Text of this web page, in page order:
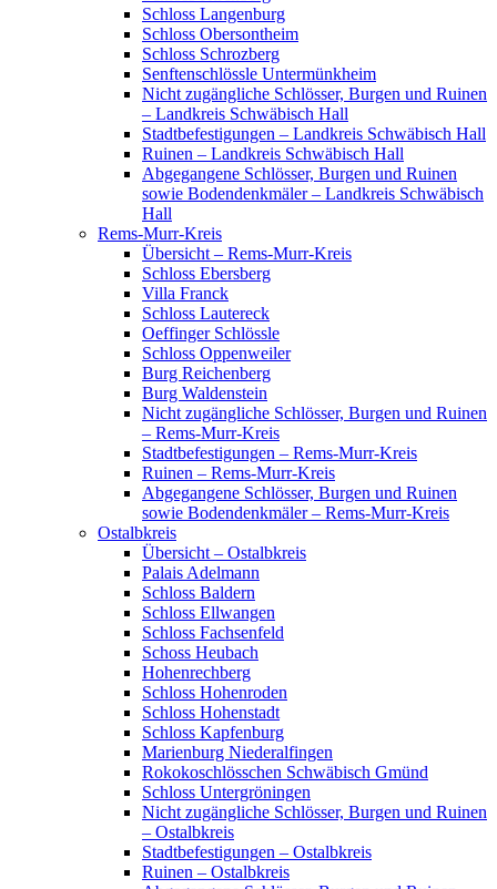
Schloss Langenburg
Schloss Obersontheim
Schloss Schrozberg
Senftenschlössle Untermünkheim
Nicht zugängliche Schlösser, Burgen und Ruinen
– Landkreis Schwäbisch Hall
Stadtbefestigungen – Landkreis Schwäbisch Hall
Ruinen – Landkreis Schwäbisch Hall
Abgegangene Schlösser, Burgen und Ruinen
sowie Bodendenkmäler – Landkreis Schwäbisch
Hall
Rems-Murr-Kreis
Übersicht – Rems-Murr-Kreis
Schloss Ebersberg
Villa Franck
Schloss Lautereck
Oeffinger Schlössle
Schloss Oppenweiler
Burg Reichenberg
Burg Waldenstein
Nicht zugängliche Schlösser, Burgen und Ruinen
– Rems-Murr-Kreis
Stadtbefestigungen – Rems-Murr-Kreis
Ruinen – Rems-Murr-Kreis
Abgegangene Schlösser, Burgen und Ruinen
sowie Bodendenkmäler – Rems-Murr-Kreis
Ostalbkreis
Übersicht – Ostalbkreis
Palais Adelmann
Schloss Baldern
Schloss Ellwangen
Schloss Fachsenfeld
Schoss Heubach
Hohenrechberg
Schloss Hohenroden
Schloss Hohenstadt
Schloss Kapfenburg
Marienburg Niederalfingen
Rokokoschlösschen Schwäbisch Gmünd
Schloss Untergröningen
Nicht zugängliche Schlösser, Burgen und Ruinen
– Ostalbkreis
Stadtbefestigungen – Ostalbkreis
Ruinen – Ostalbkreis